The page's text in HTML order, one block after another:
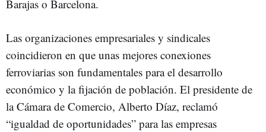
Barajas o Barcelona.
Las organizaciones empresariales y sindicales
coincidieron en que unas mejores conexiones
ferroviarias son fundamentales para el desarrollo
económico y la fijación de población. El presidente de
la Cámara de Comercio, Alberto Díaz, reclamó
“igualdad de oportunidades” para las empresas